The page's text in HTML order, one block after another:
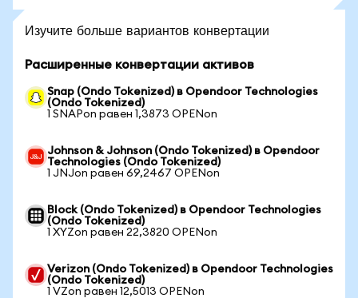
Изучите больше вариантов конвертации
Расширенные конвертации активов
Snap (Ondo Tokenized) в Opendoor Technologies
(Ondo Tokenized)
1 SNAPon равен 1,3873 OPENon
Johnson & Johnson (Ondo Tokenized) в Opendoor
Technologies (Ondo Tokenized)
1 JNJon равен 69,2467 OPENon
Block (Ondo Tokenized) в Opendoor Technologies
(Ondo Tokenized)
1 XYZon равен 22,3820 OPENon
Verizon (Ondo Tokenized) в Opendoor Technologies
(Ondo Tokenized)
1 VZon равен 12,5013 OPENon